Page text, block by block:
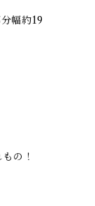
幅約19
の！